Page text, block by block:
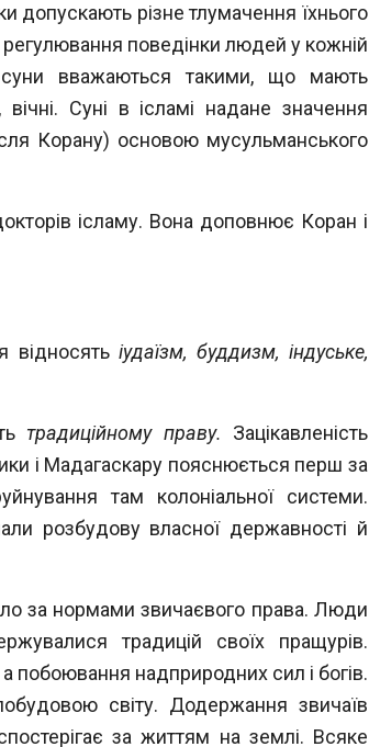
допускають різне тлумачення їхнього
регулювання поведінки людей у кожній
вважаються такими, що мають
вічні. Суні в ісламі надане значення
Корану) основою мусульманського
ісламу. Вона доповнює Коран і
відносятьіудаїзм, буддизм,індуське,
традиційному праву. Зацікавленість
і Мадагаскару пояснюється перш за
там колоніальної системи.
розбудову власної державності й
за нормами звичаєвого права. Люди
традицій своїх пращурів.
а побоювання надприродних сил і богів.
вою світу. Додержання звичаїв
стерігає за життям на землі. Всяке